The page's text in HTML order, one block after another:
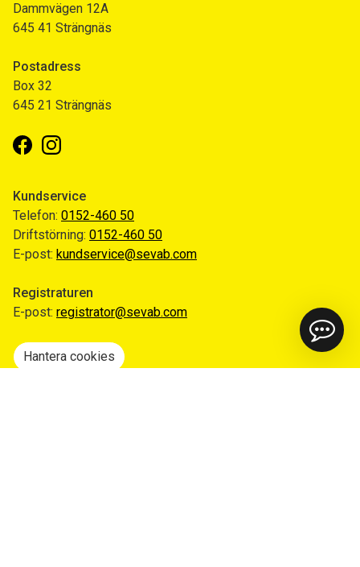
Dammvägen 12A
645 41 Strängnäs
Postadress
Box 32
645 21 Strängnäs
FacebookInstagram
Kundservice
Telefon: 0152-460 50
Driftstörning: 0152-460 50
E-post: kundservice@sevab.com
Registraturen
E-post: registrator@sevab.com
Hantera cookies